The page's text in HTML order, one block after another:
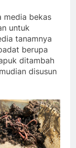
media bekas
untuk
tanamnya
berupa
ditambah
disusun